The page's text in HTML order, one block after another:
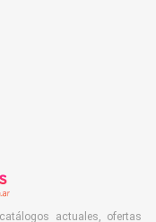
actuales, ofertas